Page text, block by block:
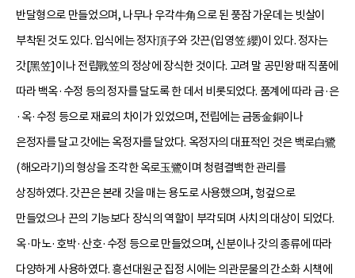
반달형으로 만들었으며, 나무나 우각牛角으로 된 풍잠 가운데는 빗살이
부착된 것도 있다. 입식에는 정자頂子와 갓끈(입영笠 纓)이 있다. 정자는
갓[黑笠]이나 전립戰笠의 정상에 장식한 것이다. 고려 말 공민왕 때 직품에
따라 백옥·수정 등의 정자를 달도록 한 데서 비롯되었다. 품계에 따라 금·은
·옥·수정 등으로 재료의 차이가 있었으며, 전립에는 금동金銅이나
은정자를 달고 갓에는 옥정자를 달았다. 옥정자의 대표적인 것은 백로白鷺
(해오라기)의 형상을 조각한 옥로玉鷺이며 청렴결백한 관리를
상징하였다. 갓끈은 본래 갓을 매는 용도로 사용했으며, 헝겊으로
만들었으나 끈의 기능보다 장식의 역할이 부각되며 사치의 대상이 되었다.
옥·마노·호박·산호·수정 등으로 만들었으며, 신분이나 갓의 종류에 따라
다양하게 사용하였다. 흥선대원군 집정 시에는 의관문물의 간소화 시책에